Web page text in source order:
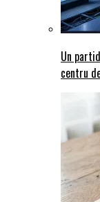
Un
centru